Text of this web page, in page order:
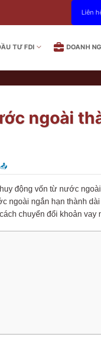
Liên
TƯ FDI DOANH
ngoài
động vốn từ nước
ngoài ngắn hạn thành
chuyển đổi khoản